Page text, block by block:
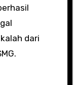
dari